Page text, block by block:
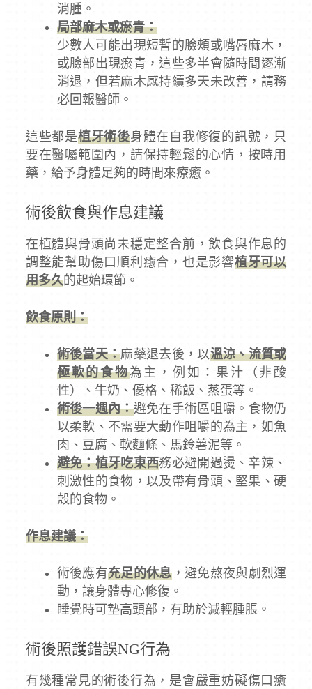
消腫。
局部麻木或瘀青：
少數人可能出現短暫的臉頰或嘴唇麻木，
或臉部出現瘀青，這些多半會隨時間逐漸
消退，但若麻木感持續多天未改善，請務
必回報醫師。
這些都是植牙術後身體在自我修復的訊號，只
要在醫囑範圍內，請保持輕鬆的心情，按時用
藥，給予身體足夠的時間來療癒。
術後飲食與作息建議
在植體與骨頭尚未穩定整合前，飲食與作息的
調整能幫助傷口順利癒合，也是影響植牙可以
用多久的起始環節。
飲食原則：
術後當天：麻藥退去後，以溫涼、流質或
極軟的食物為主，例如：果汁（非酸
性）、牛奶、優格、稀飯、蒸蛋等。
術後一週內：避免在手術區咀嚼。食物仍
以柔軟、不需要大動作咀嚼的為主，如魚
肉、豆腐、軟麵條、馬鈴薯泥等。
避免：植牙吃東西務必避開過燙、辛辣、
刺激性的食物，以及帶有骨頭、堅果、硬
殼的食物。
作息建議：
術後應有充足的休息，避免熬夜與劇烈運
動，讓身體專心修復。
睡覺時可墊高頭部，有助於減輕腫脹。
術後照護錯誤NG行為
有幾種常見的術後行為，是會嚴重妨礙傷口癒